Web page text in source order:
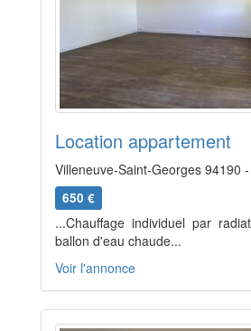
Location appartement
Villeneuve-Saint-Georges 94190
650 €
...Chauffage individuel par
ballon d'eau chaude...
Voir l'annonce